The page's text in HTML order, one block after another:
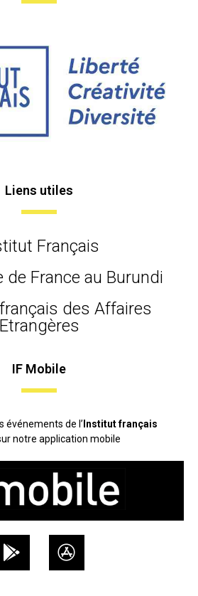
Liens utiles
Français
de France au Burundi
des Affaires
Etrangères
IF Mobile
événements de l’ Institut français
notre application mobile